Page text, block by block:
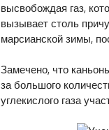
высвобождая газ,
вызывает столь
марсианской зимы,
Замечено, что
за большого
углекислого газа